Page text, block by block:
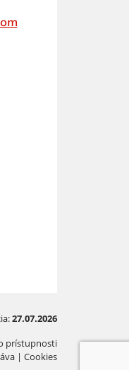
27.07.2026
prístupnosti
| Cookies